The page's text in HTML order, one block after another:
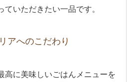
いただきたい一品です。
アへのこだわり
高に美味しいごはんメニューを